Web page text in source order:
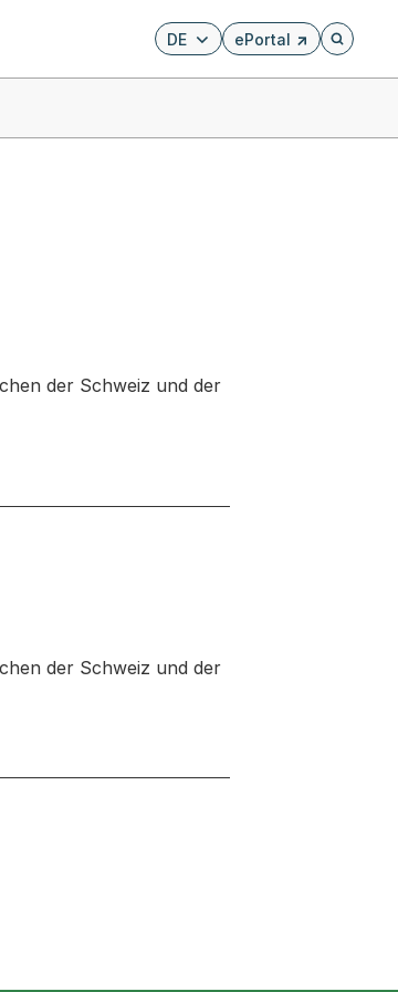
DE ePortal
Externer Link, wird in
Öffnet
der Schweiz und der
der Schweiz und der